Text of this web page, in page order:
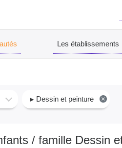
Les établissements
×
▸ Dessin et peinture
/ famille Dessin